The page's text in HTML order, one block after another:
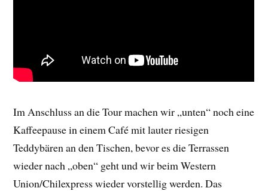
Im Anschluss an die Tour machen wir „unten“ noch eine
Kaffeepause in einem Café mit lauter riesigen
Teddybären an den Tischen, bevor es die Terrassen
wieder nach „oben“ geht und wir beim Western
Union/Chilexpress wieder vorstellig werden. Das